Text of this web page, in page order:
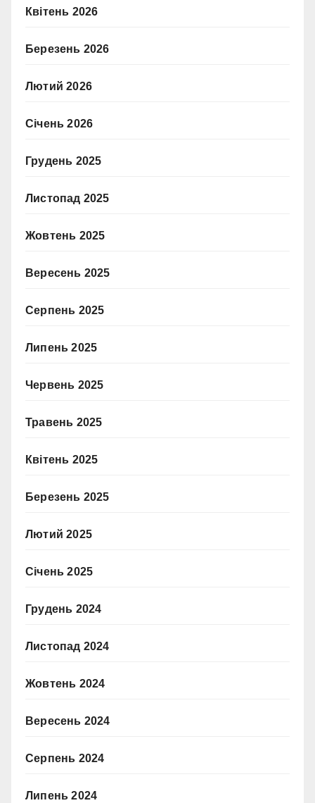
Квітень 2026
Березень 2026
Лютий 2026
Січень 2026
Грудень 2025
Листопад 2025
Жовтень 2025
Вересень 2025
Серпень 2025
Липень 2025
Червень 2025
Травень 2025
Квітень 2025
Березень 2025
Лютий 2025
Січень 2025
Грудень 2024
Листопад 2024
Жовтень 2024
Вересень 2024
Серпень 2024
Липень 2024